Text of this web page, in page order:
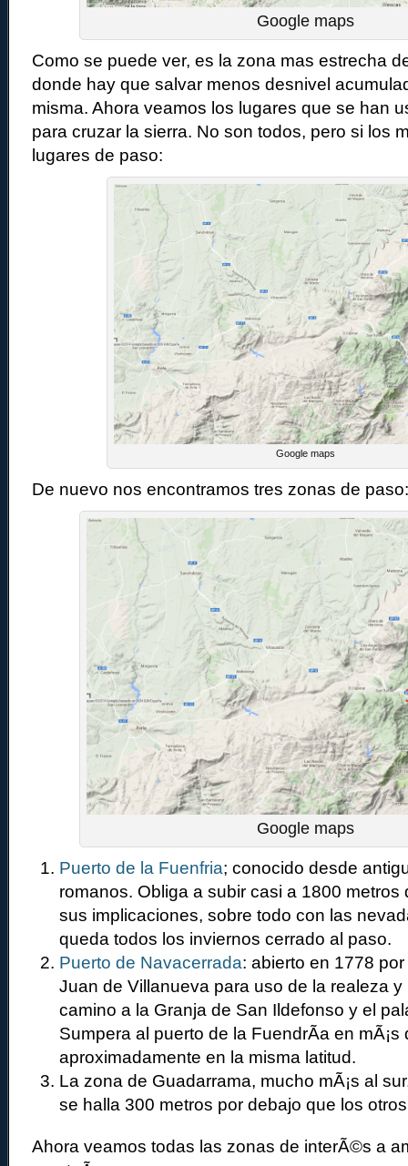
Google maps
Como se puede ver, es la zona mas estrecha
donde hay que salvar menos desnivel
misma. Ahora veamos los lugares que se han
para cruzar la sierra. No son todos, pero si los
lugares de paso:
Google maps
De nuevo nos encontramos tres zonas de paso:
Google maps
Puerto de la Fuenfria; conocido desde
romanos. Obliga a subir casi a 1800 metros
sus implicaciones, sobre todo con las
queda todos los inviernos cerrado al paso.
Puerto de Navacerrada: abierto en 1778
Juan de Villanueva para uso de la realeza
camino a la Granja de San Ildefonso y el
Sumpera al puerto de la FuendrÃ­a en
aproximadamente en la misma latitud.
La zona de Guadarrama, mucho mÃ¡s al
se halla 300 metros por debajo que los
Ahora veamos todas las zonas de interÃ©s a